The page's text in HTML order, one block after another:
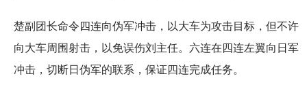
楚副团长命令四连向伪军冲击，以大车为攻击目标，但不许
向大车周围射击，以免误伤刘主任。六连在四连左翼向日军
冲击，切断日伪军的联系，保证四连完成任务。